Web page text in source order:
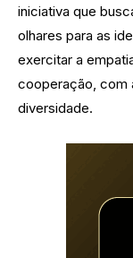
iniciativa que
olhares para as
exercitar a
cooperação, com
diversidade.